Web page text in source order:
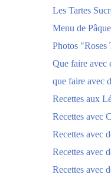
Les Tartes
Menu de
Photos "Roses
Que faire avec
que faire avec
Recettes aux
Recettes avec
Recettes avec
Recettes avec
Recettes avec